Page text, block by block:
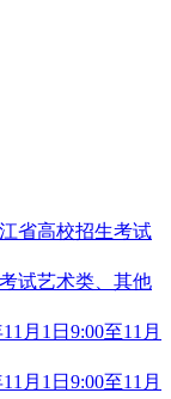
省高校招生考试
试艺术类、其他
月1日9:00至11月
月1日9:00至11月